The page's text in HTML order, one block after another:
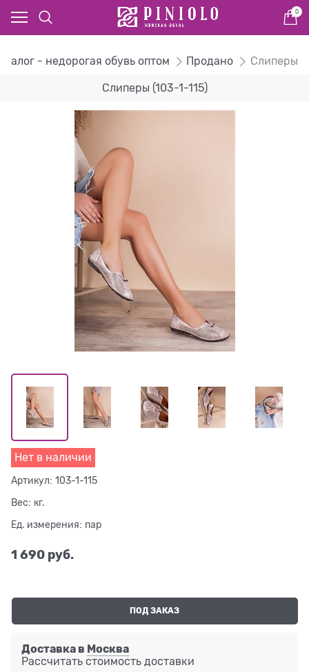
0
- недорогая обувь оптом Продано Слиперы
Слиперы (103-1-115)
Нет в наличии
Артикул: 103-1-115
Вес: кг.
Ед. измерения: пар
1 690 руб.
ПОД ЗАКАЗ
Доставка в Москва
Рассчитать стоимость доставки